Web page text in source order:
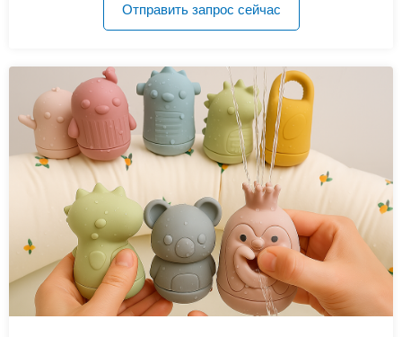
Отправить запрос сейчас